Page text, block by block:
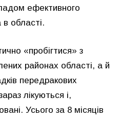
ефективного
в області.
«пробігтися» з
районах області, а й
передракових
лікуються і,
Усього за 8 місяців